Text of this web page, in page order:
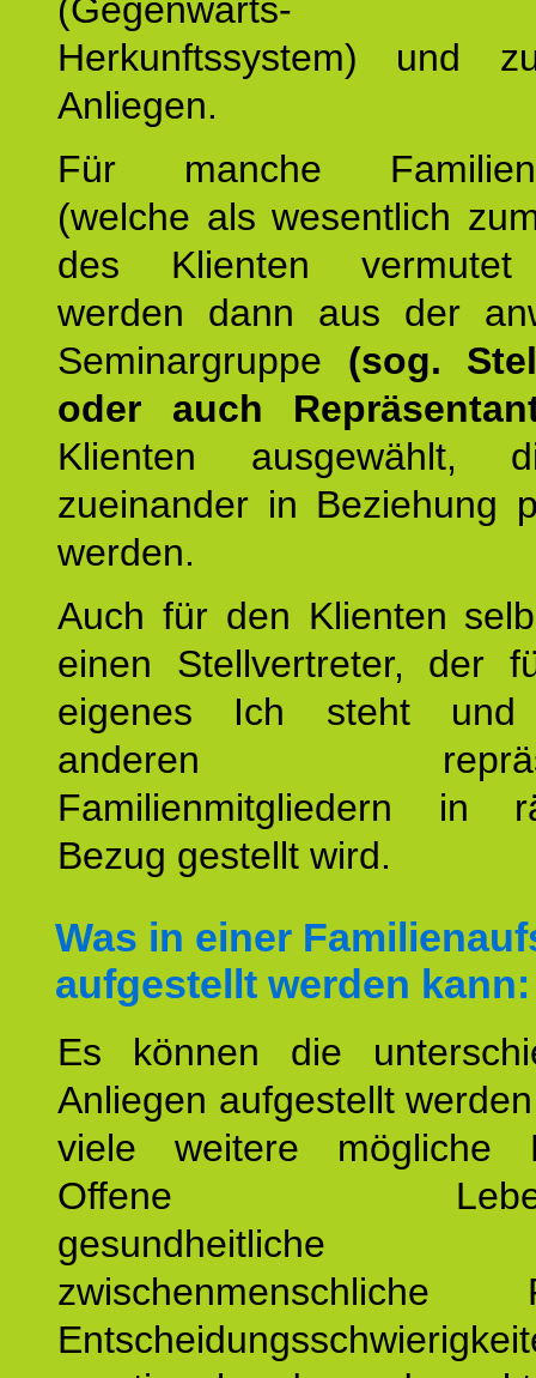
(Gegenwarts-
Herkunftssystem) und
Anliegen.
Für manche
(welche als wesentlich
des Klienten vermutet
werden dann aus der
Seminargruppe (sog.
oder auch
Klienten ausgewählt,
zueinander in Beziehung
werden.
Auch für den Klienten
einen Stellvertreter, der
eigenes Ich steht
anderen
Familienmitgliedern in
Bezug gestellt wird.
Was in einer
aufgestellt werden kann:
Es können die
Anliegen aufgestellt
viele weitere mögliche
Offene
zwischenmenschliche